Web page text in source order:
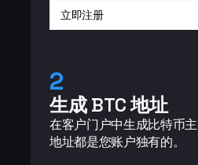
立即注册
2
生成 BTC 地址
在客户门户中生成比特币
地址都是您账户独有的。